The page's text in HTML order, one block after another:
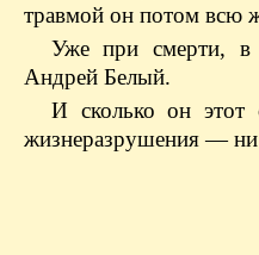
травмой он потом всю
Уже при смерти, в
Андрей Белый.
И сколько он этот
жизнеразрушения — ни